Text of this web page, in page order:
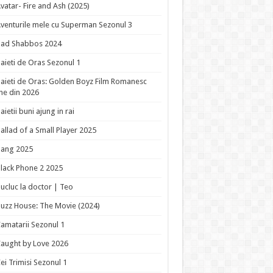
Fire and Ash (2025)
mele cu Superman Sezonul 3
Shabbos 2024
de Oras Sezonul 1
de Oras: Golden Boyz Film Romanesc
din 2026
buni ajung in rai
of a Small Player 2025
2025
Phone 2 2025
la doctor | Teo
House: The Movie (2024)
Sezonul 1
by Love 2026
Trimisi Sezonul 1